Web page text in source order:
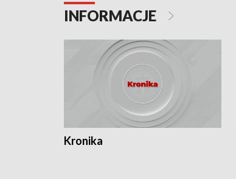
INFORMACJE
Kronika